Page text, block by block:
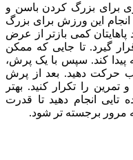
برای بزرگ کردن باسن و
این ورزش برای بزرگ
پاهایتان کمی بازتر از عرض
گیرد. تا جایی که ممکن
پیدا کند. سپس با یک پرش،
حرکت دهید. بعد از پرش
تمرین را تکرار کنید. بهتر
انجام دهید تا قدرت
مرور برجسته تر شود.